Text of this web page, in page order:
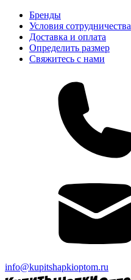
Бренды
Условия сотрудничества
Доставка и оплата
Определить размер
Свяжитесь с нами
info@kupitshapkioptom.ru